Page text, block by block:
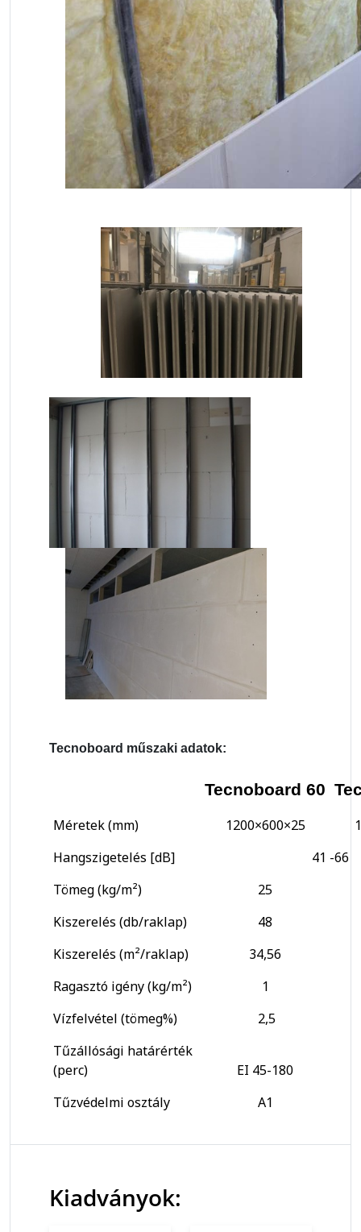
Tecnoboard műszaki adatok:
Tecnoboard 60
Méretek (mm) 1200×600×25
Hangszigetelés [dB]
41 -66
Tömeg (kg/m²)
25
Kiszerelés (db/raklap)
48
Kiszerelés (m²/raklap)
34,56
Ragasztó igény (kg/m²)
1
Vízfelvétel (tömeg%)
2,5
Tűzállósági határérték
(perc)
EI 45-180
Tűzvédelmi osztály
A1
Kiadványok: